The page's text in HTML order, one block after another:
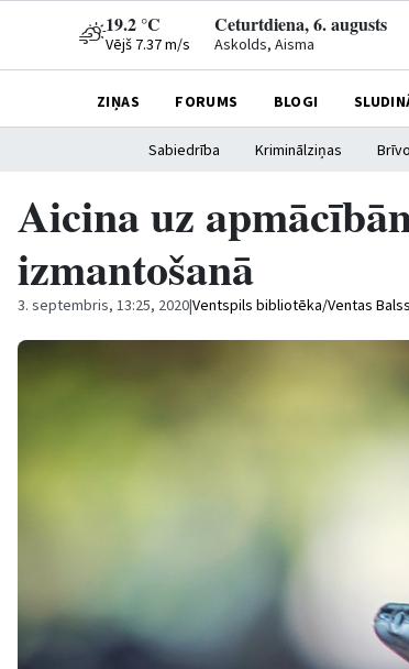
19.2 °C
Vējš 7.37 m/s
Ceturtdiena, 6. augusts
Askolds, Aisma
ZIŅAS FORUMS BLOGI
Sabiedrība Kriminālziņas
Aicina uz
izmantošanā
3. septembris, 13:25, 2020|Ventspils bibliotēka/Ventas Balss